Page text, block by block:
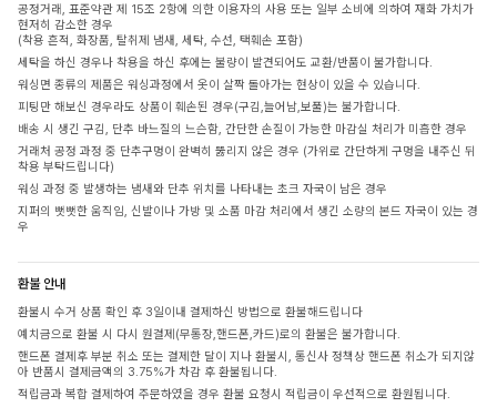
공정거래, 표준약관 제 15조 2항에 의한 이용자의 사용 또는 일부 소비에 의하여 재화 가치가
현저히 감소한 경우
(착용 흔적, 화장품, 탈취제 냄새, 세탁, 수선, 택훼손 포함)
세탁을 하신 경우나 착용을 하신 후에는 불량이 발견되어도 교환/반품이 불가합니다.
워싱면 종류의 제품은 워싱과정에서 옷이 살짝 돌아가는 현상이 있을 수 있습니다.
피팅만 해보신 경우라도 상품이 훼손된 경우(구김,늘어남,보풀)는 불가합니다.
배송 시 생긴 구김, 단추 바느질의 느슨함, 간단한 손질이 가능한 마감실 처리가 미흡한 경우
거래처 공정 과정 중 단추구멍이 완벽히 뚫리지 않은 경우 (가위로 간단하게 구멍을 내주신 뒤
착용 부탁드립니다)
워싱 과정 중 발생하는 냄새와 단추 위치를 나타내는 초크 자국이 남은 경우
지퍼의 뻣뻣한 움직임, 신발이나 가방 및 소품 마감 처리에서 생긴 소량의 본드 자국이 있는 경
우
환불 안내
환불시 수거 상품 확인 후 3일이내 결제하신 방법으로 환불해드립니다
예치금으로 환불 시 다시 원결제(무통장,핸드폰,카드)로의 환불은 불가합니다.
핸드폰 결제후 부분 취소 또는 결제한 달이 지나 환불시, 통신사 정책상 핸드폰 취소가 되지않
아 반품시 결제금액의 3.75%가 차감 후 환불됩니다.
적립금과 복합 결제하여 주문하였을 경우 환불 요청시 적립금이 우선적으로 환원됩니다.